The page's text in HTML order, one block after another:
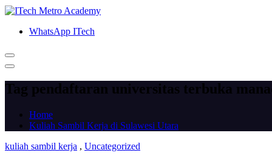
WhatsApp ITech
Tag pendaftaran universitas terbuka
Home
Kuliah Sambil Kerja di Sulawesi Utara
kuliah sambil kerja , Uncategorized